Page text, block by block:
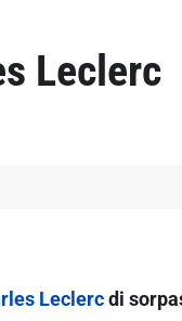
Leclerc
Leclercdi